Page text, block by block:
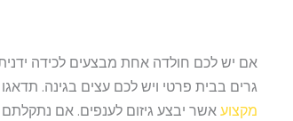
אם יש לכם חולדה אחת מבצעים לכידה
גרים בבית פרטי ויש לכם עצים בגינה.
מקצועאשר יבצע גיזום לענפים. אם